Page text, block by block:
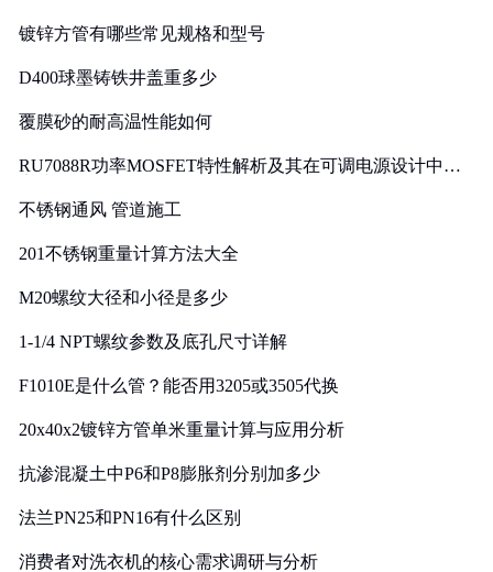
镀锌方管有哪些常见规格和型号
D400球墨铸铁井盖重多少
覆膜砂的耐高温性能如何
RU7088R功率MOSFET特性解析及其在可调电源设计中的
不锈钢通风 管道施工
201不锈钢重量计算方法大全
M20螺纹大径和小径是多少
1-1/4 NPT螺纹参数及底孔尺寸详解
F1010E是什么管？能否用3205或3505代换
20x40x2镀锌方管单米重量计算与应用分析
抗渗混凝土中P6和P8膨胀剂分别加多少
法兰PN25和PN16有什么区别
消费者对洗衣机的核心需求调研与分析